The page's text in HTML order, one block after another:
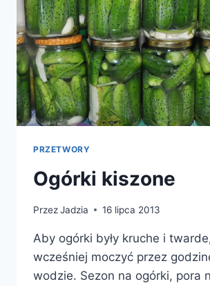
PRZETWORY
Ogórki kiszone
PrzezJadzia 16 lipca 2013
Aby ogórki były kruche i
wcześniej moczyć przez
wodzie. Sezon na ogórki, pora